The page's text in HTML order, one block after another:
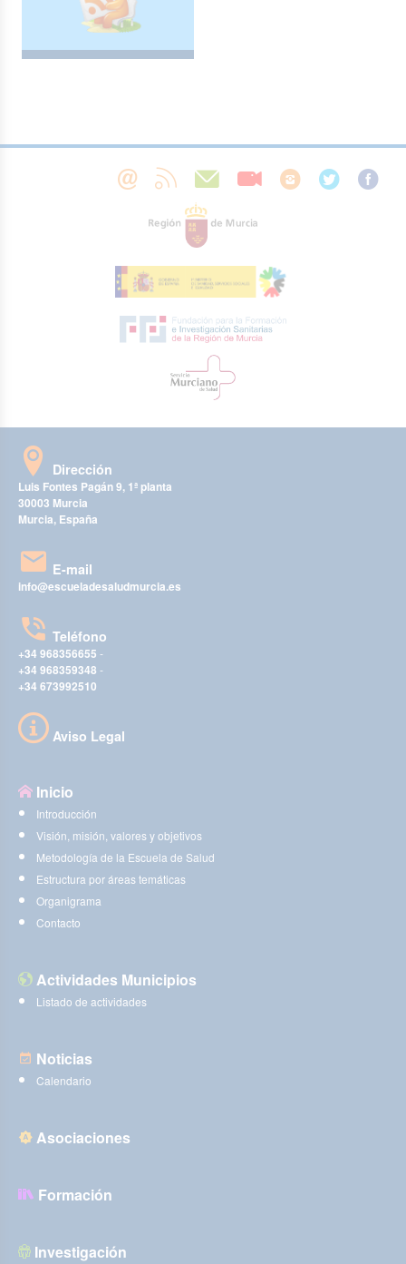
Dirección
Luis Fontes Pagán 9, 1ª planta
30003 Murcia
Murcia, España
E-mail
info@escueladesaludmurcia.es
Teléfono
+34 968356655 -
+34 968359348 -
+34 673992510
Aviso Legal
Inicio
Introducción
Visión, misión, valores y objetivos
Metodología de la Escuela de Salud
Estructura por áreas temáticas
Organigrama
Contacto
Actividades Municipios
Listado de actividades
Noticias
Calendario
Asociaciones
Formación
Investigación